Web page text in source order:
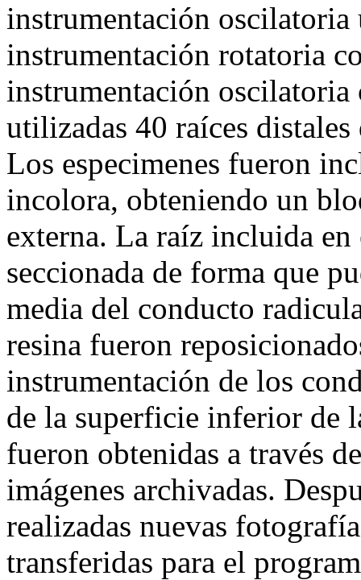
instrumentación
instrumentación rotatoria
instrumentación oscilatoria
utilizadas 40 raíces
Los especimenes fueron
incolora, obteniendo un
externa. La raíz incluida
seccionada de forma que
media del conducto
resina fueron
instrumentación de los
de la superficie inferior de
fueron obtenidas a través
imágenes archivadas.
realizadas nuevas
transferidas para el